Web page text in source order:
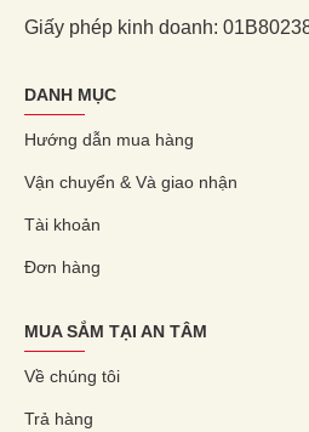
Giấy phép kinh doanh:
DANH MỤC
Hướng dẫn mua hàng
Vận chuyển & Và giao nhận
Tài khoản
Đơn hàng
MUA SẮM TẠI AN TÂM
Về chúng tôi
Trả hàng